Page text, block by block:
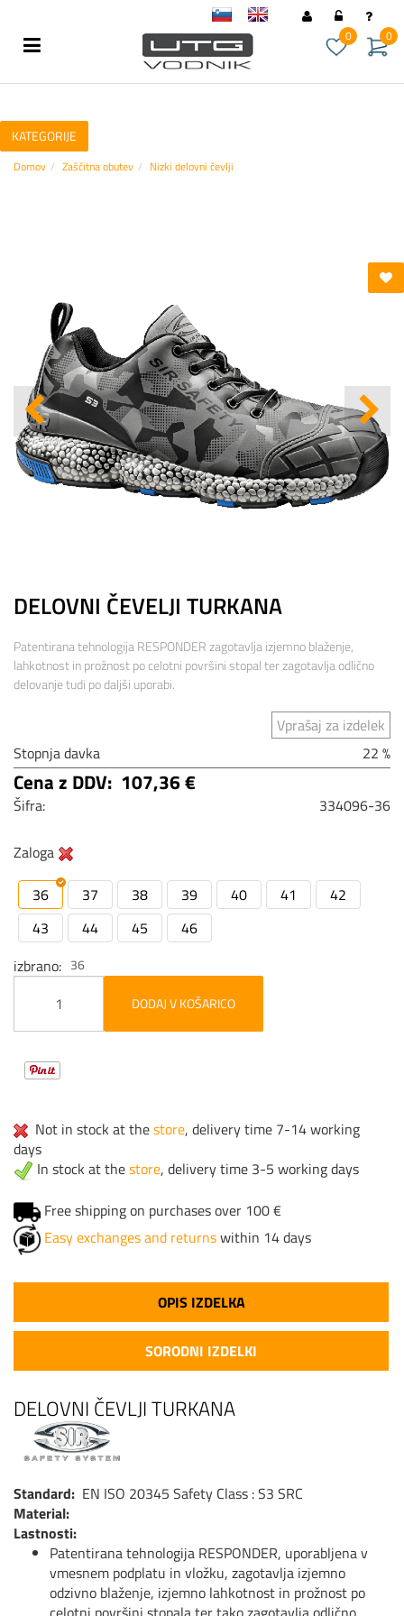
0
0
KATEGORIJE
Domov Zaščitna obutev Nizki delovni čevlji
DELOVNI ČEVELJI TURKANA
Patentirana tehnologija RESPONDER zagotavlja izjemno blaženje,
lahkotnost in prožnost po celotni površini stopal ter zagotavlja odlično
delovanje tudi po daljši uporabi.
Vprašaj za izdelek
Stopnja davka
22 %
Cena z DDV: 107,36 €
Šifra: 334096-36
Zaloga
36
37 38 39 40 41
42
43
44 45
46
izbrano
36
DODAJ V KOŠARICO
Not in stock at thestore, delivery time 7-14 working
days
In stock at thestore, delivery time 3-5 working days
Free shipping on purchases over 100 €
Easy exchanges and returnswithin 14 days
OPIS IZDELKA
SORODNI IZDELKI
DELOVNI ČEVLJI TURKANA
Standard: EN ISO 20345 Safety Class : S3 SRC
Material:
Lastnosti:
Patentirana tehnologija RESPONDER, uporabljena v
vmesnem podplatu in vložku, zagotavlja izjemno
odzivno blaženje, izjemno lahkotnost in prožnost po